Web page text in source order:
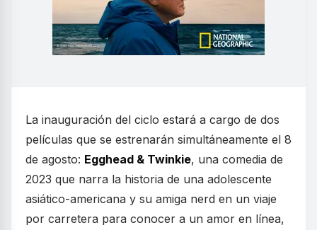
La inauguración del ciclo estará a cargo de dos
películas que se estrenarán simultáneamente el 8
de agosto: Egghead & Twinkie, una comedia de
2023 que narra la historia de una adolescente
asiático-americana y su amiga nerd en un viaje
por carretera para conocer a un amor en línea,